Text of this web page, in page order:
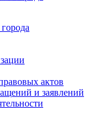
актов
и заявлений